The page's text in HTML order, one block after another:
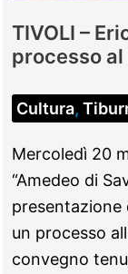
TIVOLI –
processo
Cultura,
Mercoledì 20
“Amedeo di
presentazione
un processo
convegno